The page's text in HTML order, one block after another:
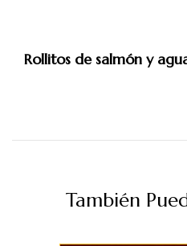
Rollitos de salmón y
También